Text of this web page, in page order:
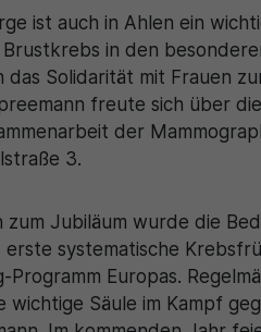
ist auch in Ahlen ein
in den
das Solidarität mit Frauen
freute sich über
der
3.
zum Jubiläum wurde die
erste systematische
Europas.
wichtige Säule im Kampf